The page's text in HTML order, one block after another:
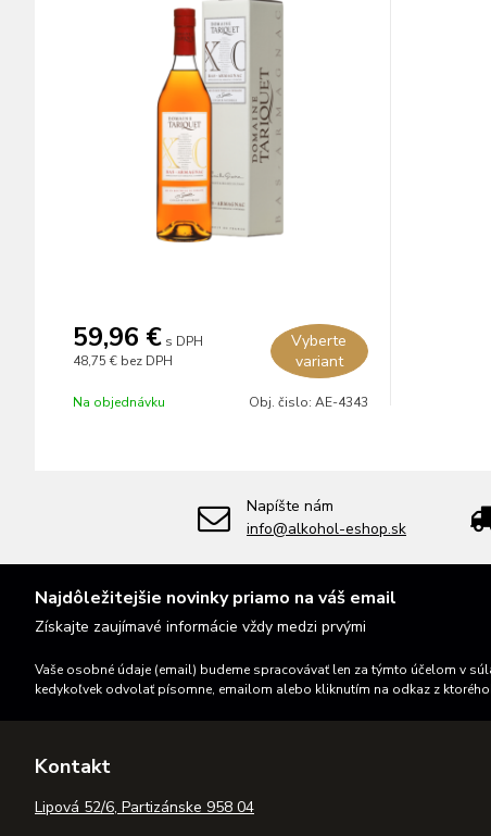
59,96 € s DPH
48,75 € bez DPH
Vyberte
variant
Na objednávku Obj. čislo: AE-4343
Napíšte nám
info@alkohol-eshop.sk
Najdôležitejšie novinky priamo na váš email
Získajte zaujímavé informácie vždy medzi prvými
Vaše osobné údaje (email) budeme spracovávať len za týmto účelom v
kedykoľvek odvolať písomne, emailom alebo kliknutím na odkaz z
Kontakt
Lipová 52/6, Partizánske 958 04